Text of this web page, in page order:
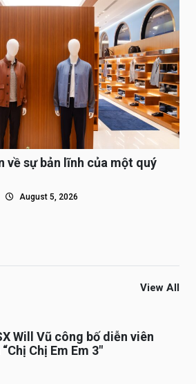
về sự bản lĩnh của một quý
August 5, 2026
View All
Will Vũ công bố diễn viên
Chị Em Em 3″